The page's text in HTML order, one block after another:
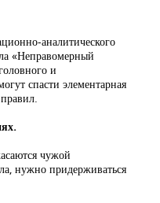
аналитического
«Неправомерный
и
спасти элементарная
чужой
нужно придерживаться